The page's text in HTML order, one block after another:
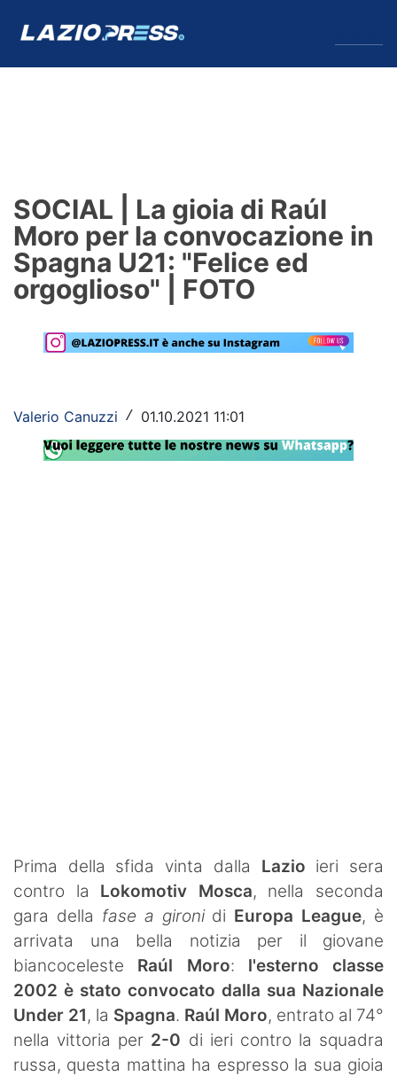
Formello
Infortuni
Primavera
Calciomercato
Rassegna Lazio
Social
SOCIAL | La gioia di Raúl
Moro per la convocazione in
Spagna U21: "Felice ed
orgoglioso" | FOTO
Valerio Canuzzi / 01.10.2021 11:01
Prima della sfida vinta dalla Lazio ieri sera
contro la Lokomotiv Mosca, nella seconda
gara della fase a gironidi Europa League, è
arrivata una bella notizia per il giovane
biancoceleste Raúl Moro: l'esterno classe
2002 è stato convocato dalla sua Nazionale
Under 21, la Spagna. Raúl Moro, entrato al 74°
nella vittoria per 2-0 di ieri contro la squadra
russa, questa mattina ha espresso la sua gioia